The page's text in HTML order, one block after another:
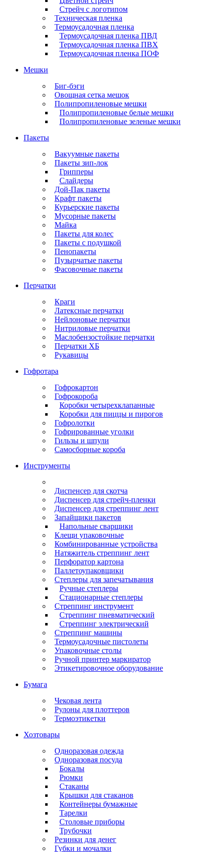
Стрейч с логотипом
Техническая пленка
Термоусадочная пленка
Термоусадочная пленка ПВД
Термоусадочная пленка ПВХ
Термоусадочная пленка ПОФ
Мешки
Биг-бэги
Овощная сетка мешок
Полипропиленовые мешки
Полипропиленовые белые мешки
Полипропиленовые зеленые мешки
Пакеты
Вакуумные пакеты
Пакеты зип-лок
Грипперы
Слайдеры
Дой-Пак пакеты
Крафт пакеты
Курьерские пакеты
Мусорные пакеты
Майка
Пакеты для колес
Пакеты с подушкой
Пенопакеты
Пузырчатые пакеты
Фасовочные пакеты
Перчатки
Краги
Латексные перчатки
Нейлоновые перчатки
Нитриловые перчатки
Маслобензостойкие перчатки
Перчатки ХБ
Рукавицы
Гофротара
Гофрокартон
Гофрокороба
Коробки четырехклапанные
Коробки для пиццы и пирогов
Гофролотки
Гофрированные уголки
Гильзы и шпули
Самосборные короба
Инструменты
Диспенсер для скотча
Диспенсер для стрейч-пленки
Диспенсер для стреппинг лент
Запайщики пакетов
Напольные сварщики
Клещи упаковочные
Комбинированные устройства
Натяжитель стреппинг лент
Перфоратор картона
Паллетоупаковщики
Степлеры для запечатывания
Ручные степлеры
Стационарные степлеры
Стреппинг инструмент
Стреппинг пневматический
Стреппинг электрический
Стреппинг машины
Термоусадочные пистолеты
Упаковочные столы
Ручной принтер маркиратор
Этикетировочное оборудование
Бумага
Чековая лента
Рулоны для плоттеров
Термоэтикетки
Хозтовары
Одноразовая одежда
Одноразовая посуда
Бокалы
Рюмки
Стаканы
Крышки для стаканов
Контейнеры бумажные
Тарелки
Столовые приборы
Трубочки
Резинки для денег
Губки и мочалки